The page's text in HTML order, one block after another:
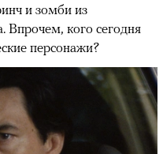
и зомби из
кого сегодня
персонажи?